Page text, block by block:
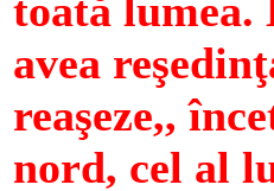
toată lumea.
avea
reaşeze,,
nord, cel al